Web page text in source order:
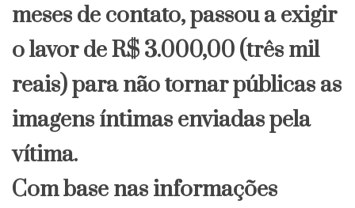
meses de contato, passou a exigir
o lavor de R$ 3.000,00 (três mil
reais) para não tornar públicas as
imagens íntimas enviadas pela
vítima.
Com base nas informações